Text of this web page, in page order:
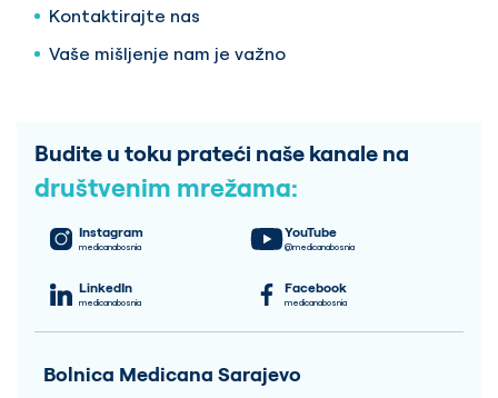
Kontaktirajte nas
Vaše mišljenje nam je važno
Budite u toku prateći naše kanale na
društvenim mrežama:
Instagram
medicanabosnia
YouTube
@medicanabosnia
LinkedIn
medicanabosnia
Facebook
medicanabosnia
Bolnica Medicana Sarajevo